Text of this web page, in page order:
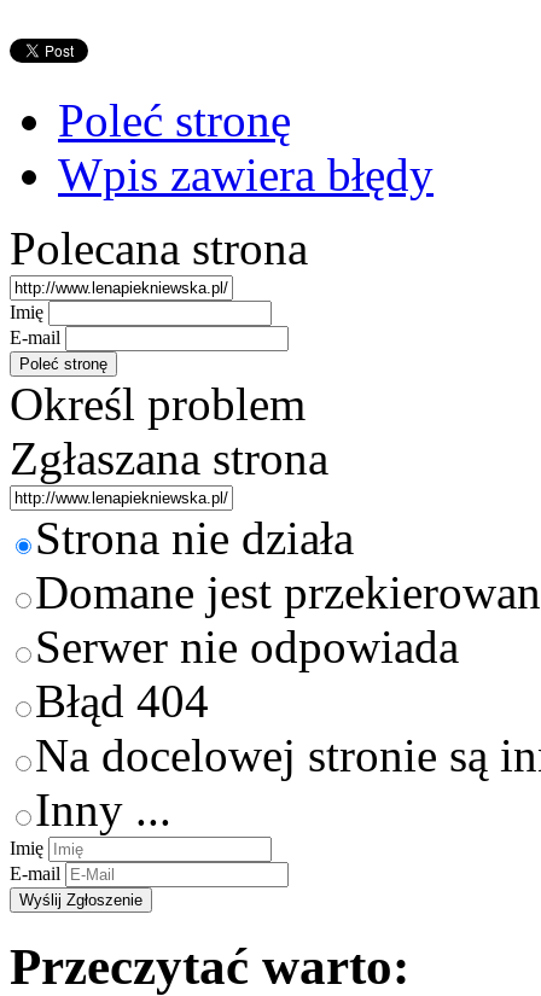
Poleć stronę
Wpis zawiera błędy
Polecana strona
Imię
E-mail
Określ problem
Zgłaszana strona
Strona nie działa
Domane jest
Serwer nie odpowiada
Błąd 404
Na docelowej stronie są
Inny ...
Imię
E-mail
Przeczytać warto: